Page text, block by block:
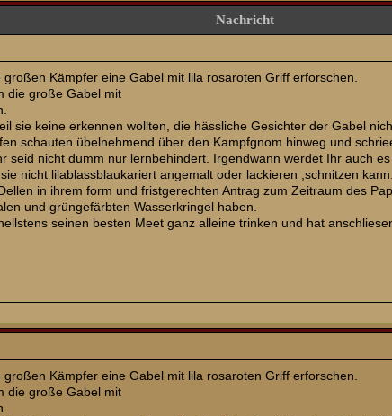
Nachricht
Kämpfer eine Gabel mit lila rosaroten Griff erforschen.
die große Gabel mit
sie keine erkennen wollten, die hässliche Gesichter der Gabel
schauten übelnehmend über den Kampfgnom hinweg und
seid nicht dumm nur lernbehindert. Irgendwann werdet Ihr auch
nicht lilablassblaukariert angemalt oder lackieren ,schnitzen
in ihrem form und fristgerechten Antrag zum Zeitraum des
und grüngefärbten Wasserkringel haben.
seinen besten Meet ganz alleine trinken und hat
Kämpfer eine Gabel mit lila rosaroten Griff erforschen.
die große Gabel mit